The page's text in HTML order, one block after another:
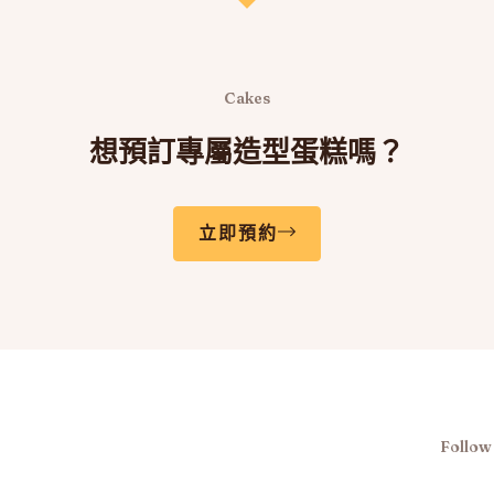
Cakes
想預訂專屬造型蛋糕嗎？
立即預約
Follow